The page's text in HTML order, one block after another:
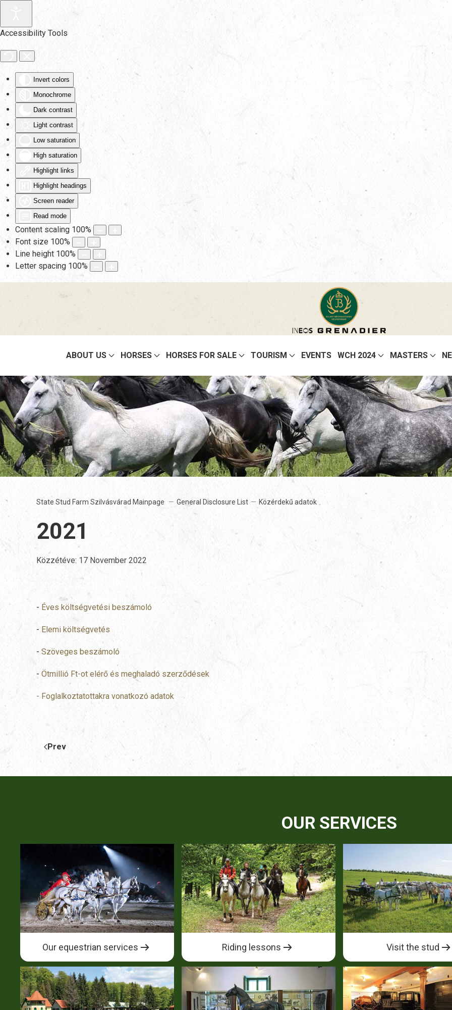
Accessibility Tools
Invert colors
Monochrome
Dark contrast
Light contrast
Low saturation
High saturation
Highlight links
Highlight headings
Screen reader
Read mode
Content scaling 100%
Font size 100%
Line height 100%
Letter spacing 100%
Skip to main content
ABOUT US HORSES HORSES FOR SALE TOURISM EVENTS WCH 2024 MASTERS
State Stud Farm Szilvásvárad Mainpage General Disclosure List Közérdekű adatok
2021
Közzétéve: 17 November 2022
- Éves költségvetési beszámoló
- Elemi költségvetés
- Szöveges beszámoló
- Ötmillió Ft-ot elérő és meghaladó szerződések
- Foglalkoztatottakra vonatkozó adatok
Prev
OUR SERVICES
Our equestrian services Riding lessons Visit the stud